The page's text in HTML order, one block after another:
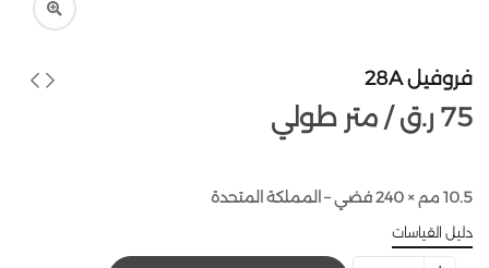
فروفيل 28A
متر طولي / 75 ر.ق
10.5 مم × 240 فضي – المملكة المتحدة
دليل القياسات